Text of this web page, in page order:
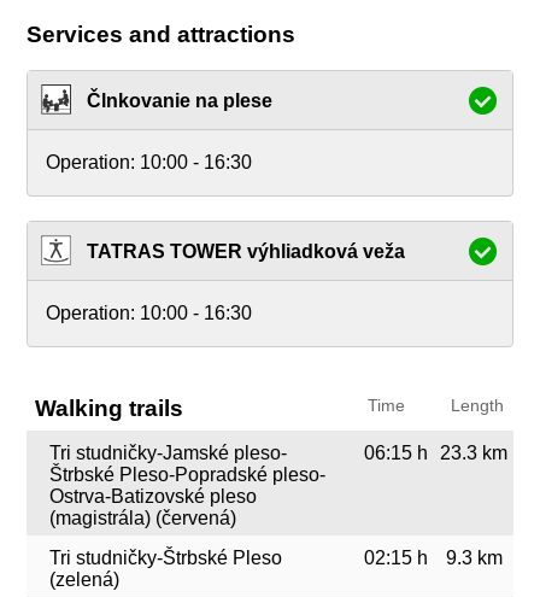
Services and attractions
Člnkovanie na plese
Operation: 10:00 - 16:30
TATRAS TOWER výhliadková veža
Operation: 10:00 - 16:30
Walking trails Time Length
Tri studničky-Jamské pleso-
Štrbské Pleso-Popradské pleso-
Ostrva-Batizovské pleso
(magistrála) (červená)
06:15 h 23.3 km
Tri studničky-Štrbské Pleso
(zelená)
02:15 h 9.3 km